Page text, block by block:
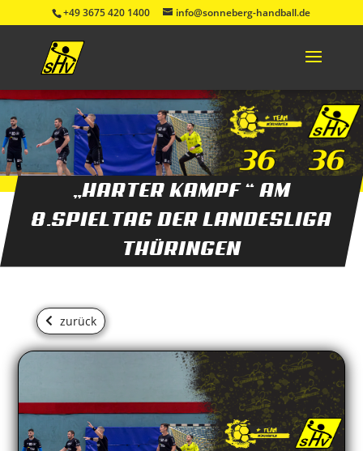
+49 3675 420 1400 info@sonneberg-handball.de
„HARTER KAMPF “ AM
8.SPIELTAG DER LANDESLIGA
THÜRINGEN
zurück